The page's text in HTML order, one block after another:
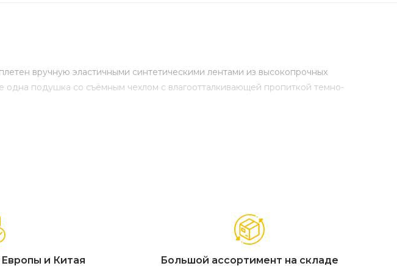
вручную эластичными синтетическими лентами из высокопрочных
одна подушка со съёмным чехлом с влагоотталкивающей пропиткой темно-
и Китая Большой ассортимент на складе